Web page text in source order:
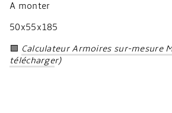
A monter
50x55x185
🟩 Calculateur Armoires sur-mesure
télécharger)